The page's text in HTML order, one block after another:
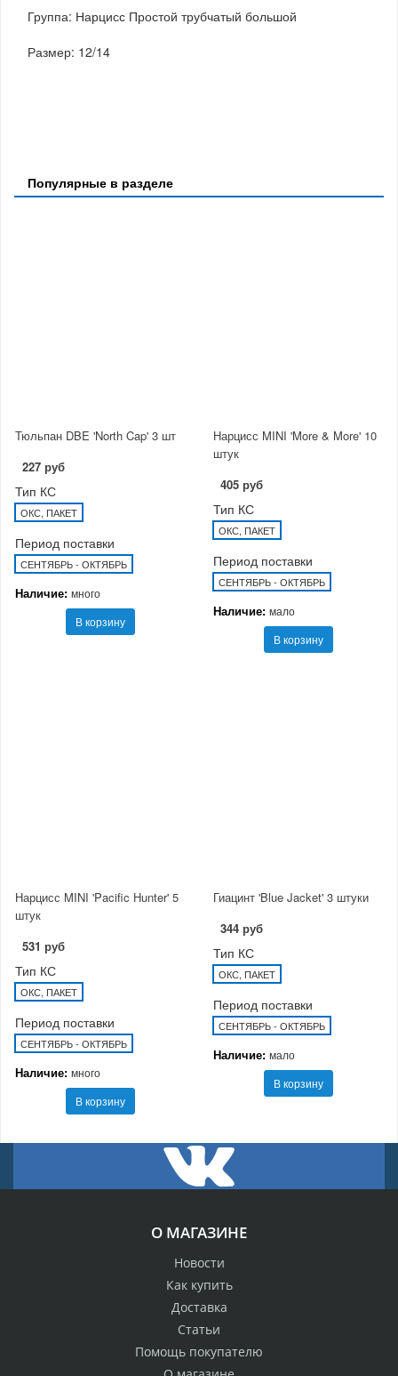
Группа: Нарцисс Простой трубчатый большой
Размер: 12/14
Популярные в разделе
Тюльпан DBE 'North Cap' 3 шт
227 руб
Тип КС
ОКС, ПАКЕТ
Период поставки
СЕНТЯБРЬ - ОКТЯБРЬ
Наличие: много
В корзину
Нарцисс MINI 'More & More' 10
штук
405 руб
Тип КС
ОКС, ПАКЕТ
Период поставки
СЕНТЯБРЬ - ОКТЯБРЬ
Наличие: мало
В корзину
Нарцисс MINI 'Pacific Hunter' 5
штук
531 руб
Тип КС
ОКС, ПАКЕТ
Период поставки
СЕНТЯБРЬ - ОКТЯБРЬ
Наличие: много
В корзину
Гиацинт 'Blue Jacket' 3 штуки
344 руб
Тип КС
ОКС, ПАКЕТ
Период поставки
СЕНТЯБРЬ - ОКТЯБРЬ
Наличие: мало
В корзину
О МАГАЗИНЕ
Новости
Как купить
Доставка
Статьи
Помощь покупателю